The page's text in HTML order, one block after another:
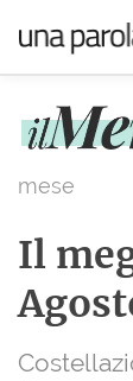
mese
Il